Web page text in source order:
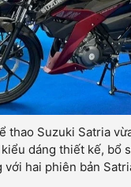
thao Suzuki Satria
dáng thiết kế, bổ
hai phiên bản